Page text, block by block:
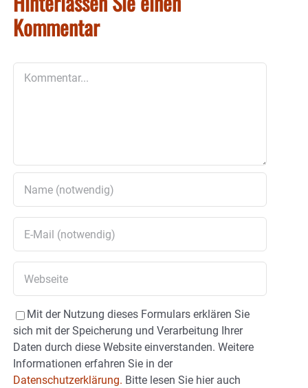
Kommentar
Mit der Nutzung dieses Formulars erklären Sie
sich mit der Speicherung und Verarbeitung Ihrer
Daten durch diese Website einverstanden. Weitere
Informationen erfahren Sie in der
Datenschutzerklärung. Bitte lesen Sie hier auch